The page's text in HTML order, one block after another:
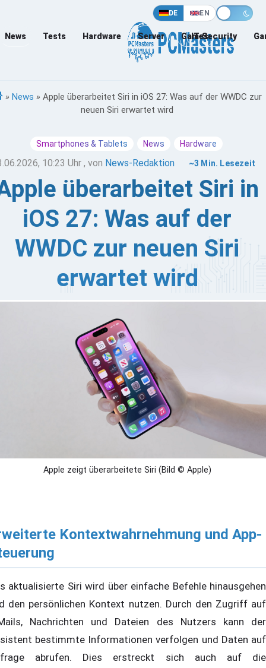
DE EN
News Tests Hardware Server Games
IT-Security
» News » Apple überarbeitet Siri in iOS 27: Was auf der WWDC zur
neuen Siri erwartet wird
Smartphones & Tablets News Hardware
10:23 Uhr , von News-Redaktion ~3 Min. Lesezeit
überarbeitet Siri in
iOS 27: Was auf der
WWDC zur neuen Siri
erwartet wird
Neugestaltung von Siri vor und entwickelt
Assistenten von einem einfachen Sprachtool zu einem
Chatbot auf Systemebene weiter. Nach früheren
bei der Apple Intelligence-Architektur zielt
neue Version darauf ab, sich tief in die Nutzerdaten
die Gerätehardware zu integrieren, um ein
Erlebnis zu bieten.
Apple zeigt überarbeitete Siri (Bild © Apple)
Kontextwahrnehmung und App-
aktualisierte Siri wird über einfache Befehle hinausgehen
den persönlichen Kontext nutzen. Durch den Zugriff auf
Nachrichten und Dateien des Nutzers kann der
bestimmte Informationen verfolgen und Daten auf
abrufen. Dies erstreckt sich auch auf die